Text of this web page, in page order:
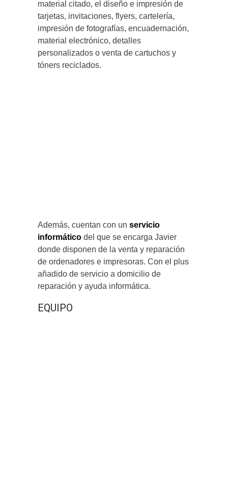
material citado, el diseño e impresión de
tarjetas, invitaciones, flyers, cartelería,
impresión de fotografías, encuadernación,
material electrónico, detalles
personalizados o venta de cartuchos y
tóners reciclados.
Además, cuentan con un servicio
informático del que se encarga Javier
donde disponen de la venta y reparación
de ordenadores e impresoras. Con el plus
añadido de servicio a domicilio de
reparación y ayuda informática.
EQUIPO